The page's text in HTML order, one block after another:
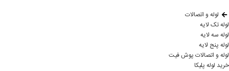
لوله و اتصالات
لوله تک لایه
لوله سه لایه
لوله پنج لایه
لوله و اتصالات پوش فیت
خرید لوله پلیکا